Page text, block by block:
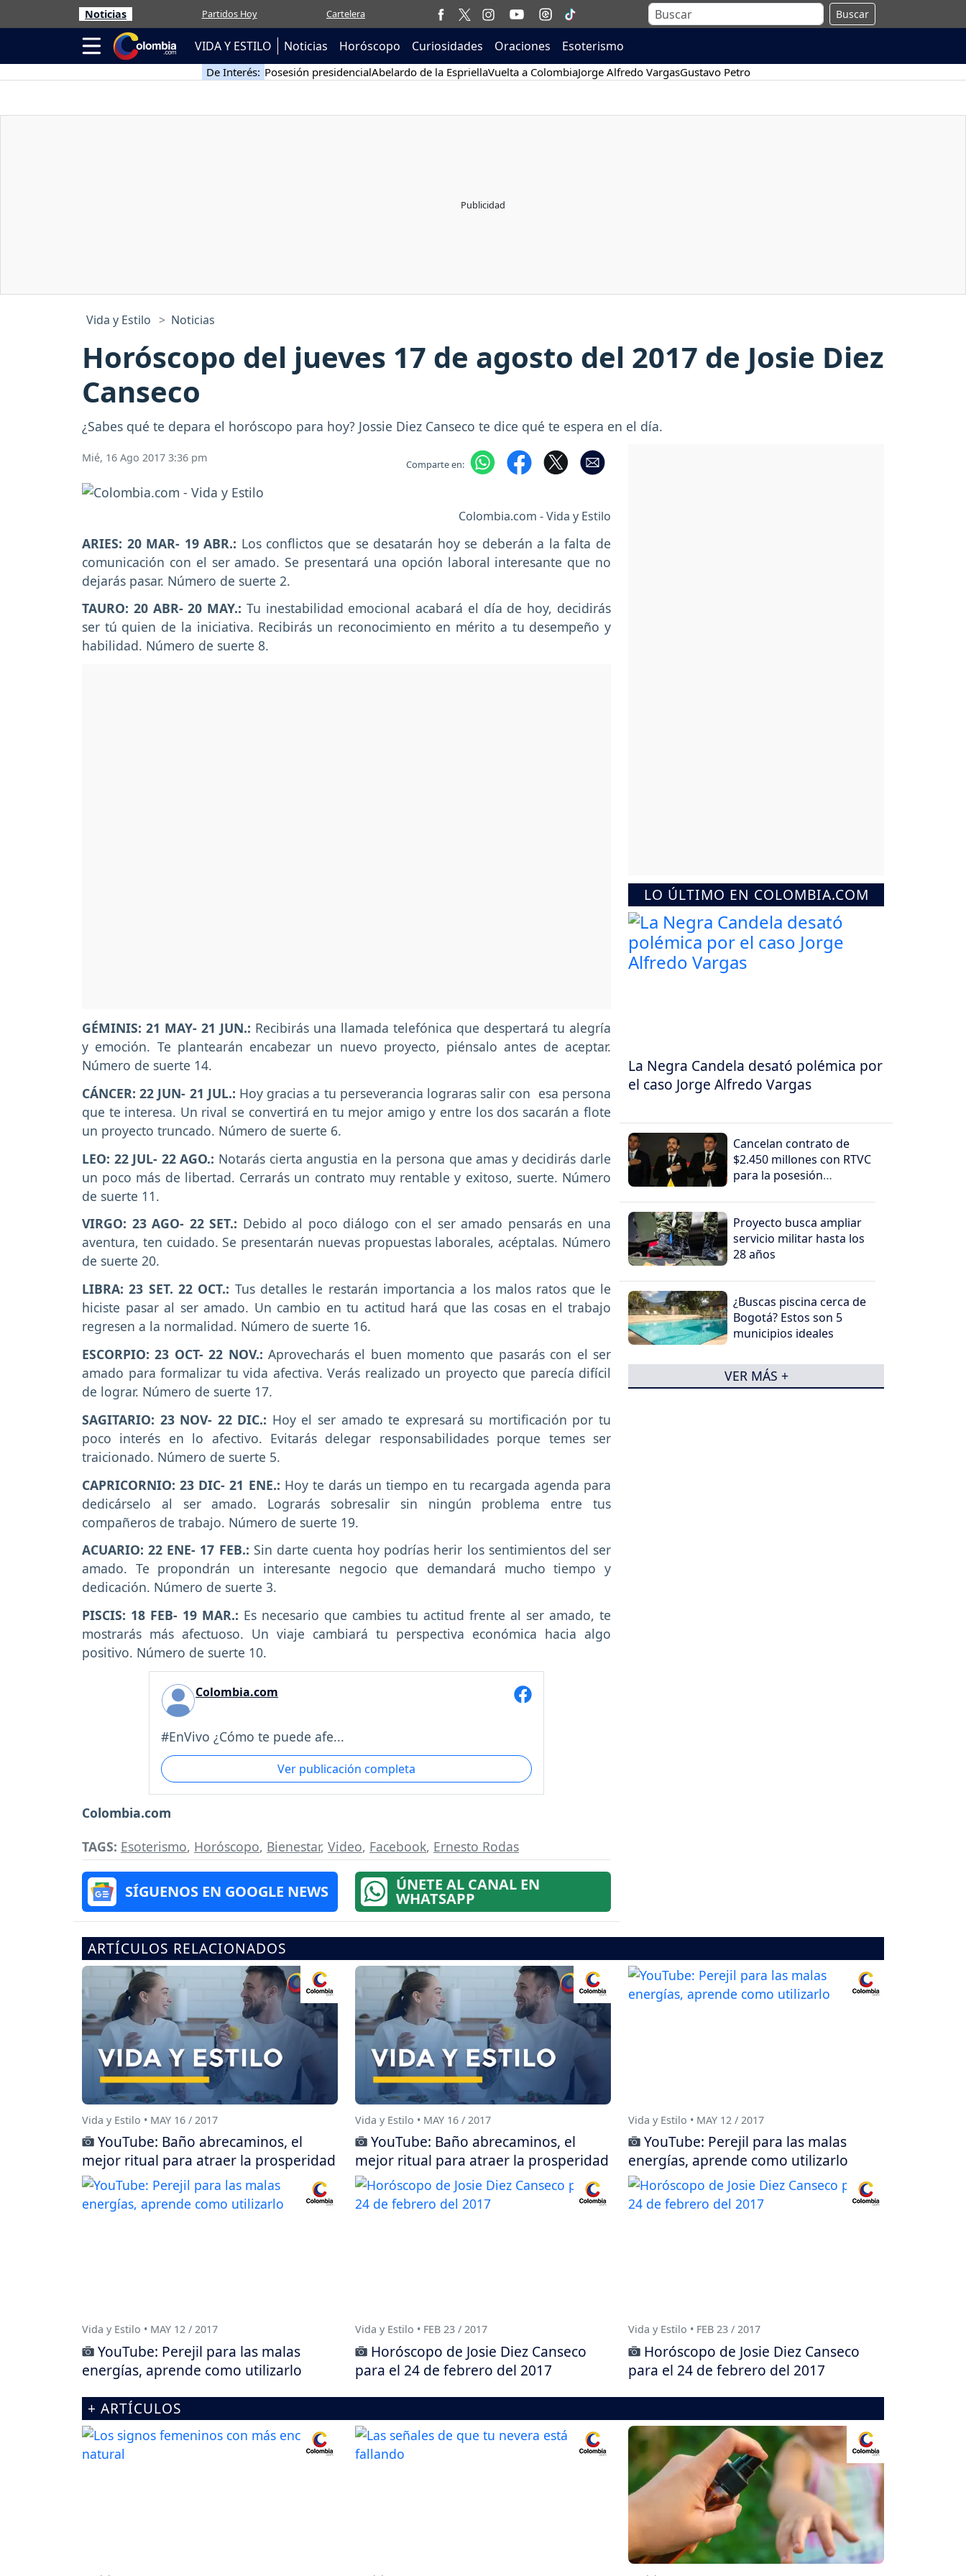
Noticias Partidos Hoy Cartelera Buscar
VIDA Y ESTILO Noticias Horóscopo Curiosidades Oraciones Esoterismo
De Interés: Posesión presidencialAbelardo de la EspriellaVuelta a ColombiaJorge Alfredo VargasGustavo Petro
Vida y Estilo Noticias
Horóscopo del jueves 17 de agosto del 2017 de Josie Diez
Canseco
¿Sabes qué te depara el horóscopo para hoy? Jossie Diez Canseco te dice qué te espera en el día.
Mié, 16 Ago 2017 3:36 pm Comparte en:
Colombia.com - Vida y Estilo
ARIES: 20 MAR- 19 ABR.: Los conflictos que se desatarán hoy se deberán a la falta de
comunicación con el ser amado. Se presentará una opción laboral interesante que no
dejarás pasar. Número de suerte 2.
TAURO: 20 ABR- 20 MAY.: Tu inestabilidad emocional acabará el día de hoy, decidirás
ser tú quien de la iniciativa. Recibirás un reconocimiento en mérito a tu desempeño y
habilidad. Número de suerte 8.
GÉMINIS: 21 MAY- 21 JUN.: Recibirás una llamada telefónica que despertará tu alegría
y emoción. Te plantearán encabezar un nuevo proyecto, piénsalo antes de aceptar.
Número de suerte 14.
CÁNCER: 22 JUN- 21 JUL.: Hoy gracias a tu perseverancia lograras salir con esa persona
que te interesa. Un rival se convertirá en tu mejor amigo y entre los dos sacarán a flote
un proyecto truncado. Número de suerte 6.
LEO: 22 JUL- 22 AGO.: Notarás cierta angustia en la persona que amas y decidirás darle
un poco más de libertad. Cerrarás un contrato muy rentable y exitoso, suerte. Número
de suerte 11.
VIRGO: 23 AGO- 22 SET.: Debido al poco diálogo con el ser amado pensarás en una
aventura, ten cuidado. Se presentarán nuevas propuestas laborales, acéptalas. Número
de suerte 20.
LIBRA: 23 SET. 22 OCT.: Tus detalles le restarán importancia a los malos ratos que le
hiciste pasar al ser amado. Un cambio en tu actitud hará que las cosas en el trabajo
regresen a la normalidad. Número de suerte 16.
ESCORPIO: 23 OCT- 22 NOV.: Aprovecharás el buen momento que pasarás con el ser
amado para formalizar tu vida afectiva. Verás realizado un proyecto que parecía difícil
de lograr. Número de suerte 17.
SAGITARIO: 23 NOV- 22 DIC.: Hoy el ser amado te expresará su mortificación por tu
poco interés en lo afectivo. Evitarás delegar responsabilidades porque temes ser
traicionado. Número de suerte 5.
CAPRICORNIO: 23 DIC- 21 ENE.: Hoy te darás un tiempo en tu recargada agenda para
dedicárselo al ser amado. Lograrás sobresalir sin ningún problema entre tus
compañeros de trabajo. Número de suerte 19.
ACUARIO: 22 ENE- 17 FEB.: Sin darte cuenta hoy podrías herir los sentimientos del ser
amado. Te propondrán un interesante negocio que demandará mucho tiempo y
dedicación. Número de suerte 3.
PISCIS: 18 FEB- 19 MAR.: Es necesario que cambies tu actitud frente al ser amado, te
mostrarás más afectuoso. Un viaje cambiará tu perspectiva económica hacia algo
positivo. Número de suerte 10.
Colombia.com
#EnVivo ¿Cómo te puede afe...
Ver publicación completa
Colombia.com
TAGS: Esoterismo, Horóscopo, Bienestar, Video, Facebook, Ernesto Rodas
SÍGUENOS EN GOOGLE NEWS ÚNETE AL CANAL EN
WHATSAPP
LO ÚLTIMO EN COLOMBIA.COM
La Negra Candela desató polémica por
el caso Jorge Alfredo Vargas
Cancelan contrato de
$2.450 millones con RTVC
para la posesión
de la Espriella
Proyecto busca ampliar
servicio militar hasta los
28 años
¿Buscas piscina cerca de
Bogotá? Estos son 5
municipios ideales
VER MÁS +
ARTÍCULOS RELACIONADOS
Vida y Estilo • MAY 16 / 2017
YouTube: Baño abrecaminos, el
mejor ritual para atraer la prosperidad
Vida y Estilo • MAY 16 / 2017
YouTube: Baño abrecaminos, el
mejor ritual para atraer la prosperidad
Vida y Estilo • MAY 12 / 2017
YouTube: Perejil para las malas
energías, aprende como utilizarlo
Vida y Estilo • MAY 12 / 2017
YouTube: Perejil para las malas
energías, aprende como utilizarlo
Vida y Estilo • FEB 23 / 2017
Horóscopo de Josie Diez Canseco
para el 24 de febrero del 2017
Vida y Estilo • FEB 23 / 2017
Horóscopo de Josie Diez Canseco
para el 24 de febrero del 2017
+ ARTÍCULOS